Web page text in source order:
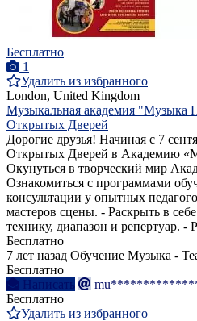
Бесплатно
1
Удалить из избранного
London, United Kingdom
Музыкальная академия "Музыка
Открытых Дверей
Дорогие друзья! Начиная с 7
Открытых Дверей в Академию
Окунуться в творческий мир
Ознакомиться с программами
консультации у опытных
мастеров сцены. - Раскрыть в
технику, диапазон и репертуар. -
Бесплатно
7 лет назад Обучение Музыка -
Бесплатно
Написать
Бесплатно
Удалить из избранного